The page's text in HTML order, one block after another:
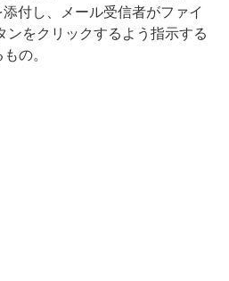
添付し、メール受信者がファイ
ンをクリックするよう指示する
の。